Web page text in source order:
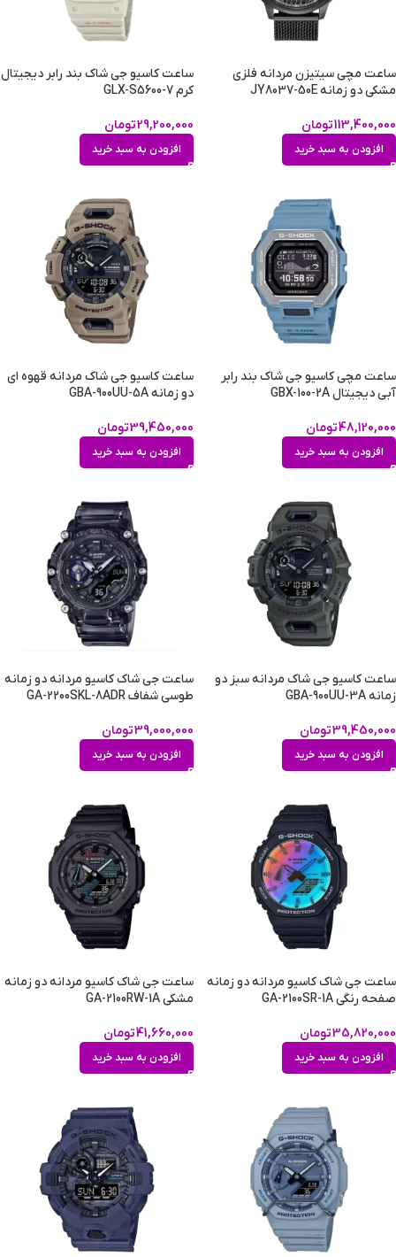
ساعت مچی سیتیزن مردانه فلزی
مشکی دو زمانه JY8037-50E
113,400,000تومان
افزودن به سبد خرید
ساعت کاسیو جی شاک بند رابر دیجیتال
کرم GLX-S5600-7
29,200,000تومان
افزودن به سبد خرید
ساعت مچی کاسیو جی شاک بند رابر
آبی دیجیتال GBX-100-2A
48,120,000تومان
افزودن به سبد خرید
ساعت کاسیو جی شاک مردانه قهوه ای
دو زمانه GBA-900UU-5A
39,450,000تومان
افزودن به سبد خرید
ساعت کاسیو جی شاک مردانه سبز دو
زمانه GBA-900UU-3A
39,450,000تومان
افزودن به سبد خرید
ساعت جی شاک کاسیو مردانه دو زمانه
طوسی شفاف GA-2200SKL-8ADR
39,000,000تومان
افزودن به سبد خرید
ساعت جی شاک کاسیو مردانه دو زمانه
صفحه رنگی GA-2100SR-1A
35,820,000تومان
افزودن به سبد خرید
ساعت جی شاک کاسیو مردانه دو زمانه
مشکی GA-2100RW-1A
41,660,000تومان
افزودن به سبد خرید